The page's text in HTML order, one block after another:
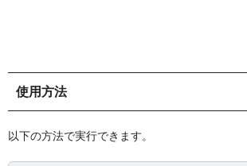
使用方法
以下の方法で実行できます。